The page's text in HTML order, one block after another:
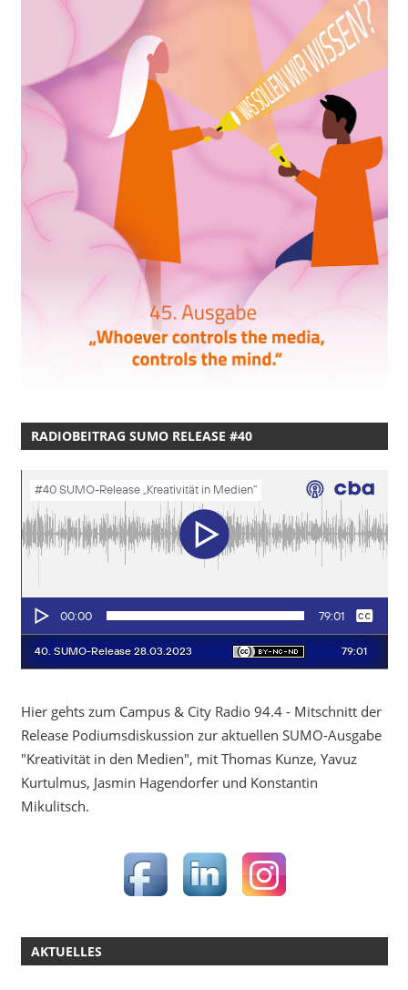
RADIOBEITRAG SUMO RELEASE #40
Hier gehts zum Campus & City Radio 94.4 - Mitschnitt der
Release Podiumsdiskussion zur aktuellen SUMO-Ausgabe
"Kreativität in den Medien", mit Thomas Kunze, Yavuz
Kurtulmus, Jasmin Hagendorfer und Konstantin
Mikulitsch.
AKTUELLES